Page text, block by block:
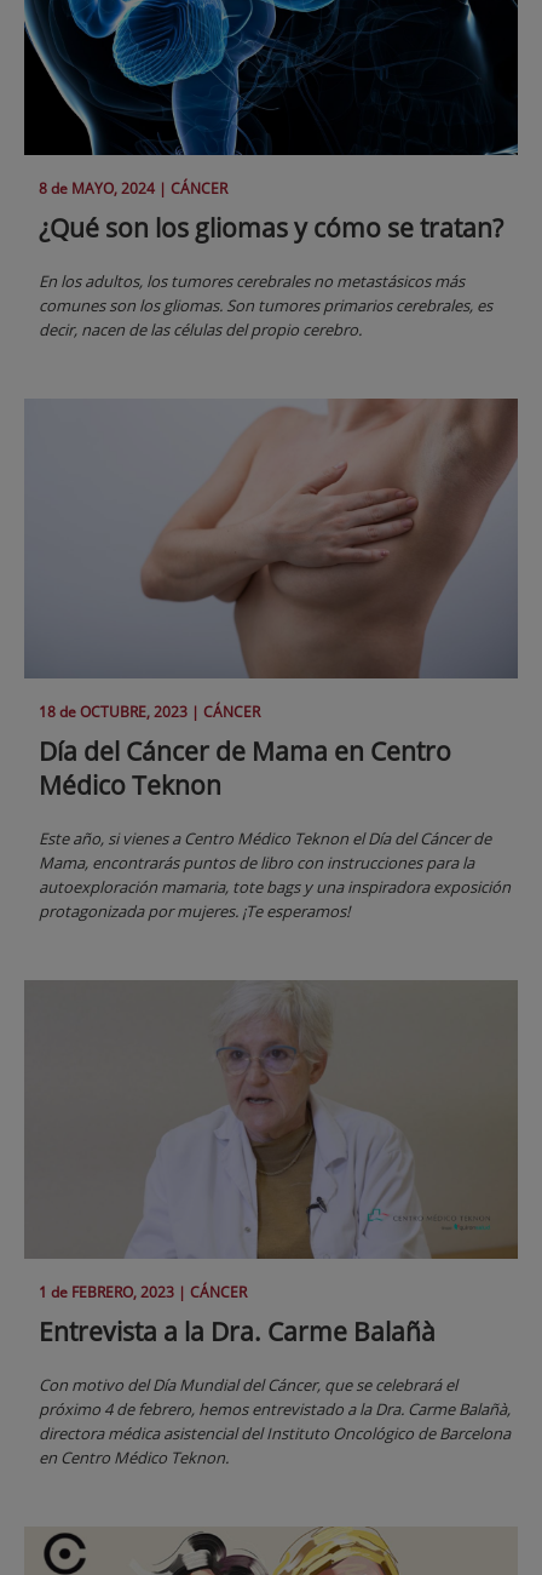
8 de MAYO, 2024 | CÁNCER
¿Qué son los gliomas y cómo se tratan?
En los adultos, los tumores cerebrales no metastásicos más
comunes son los gliomas. Son tumores primarios cerebrales, es
decir, nacen de las células del propio cerebro.
18 deOCTUBRE, 2023 | CÁNCER
Día del Cáncer de Mama en Centro
Médico Teknon
Este año, si vienes a Centro Médico Teknon el Día del Cáncer de
Mama, encontrarás puntos de libro con instrucciones para la
autoexploración mamaria, tote bags y una inspiradora exposición
protagonizada por mujeres. ¡Te esperamos!
1 de FEBRERO, 2023 | CÁNCER
Entrevista a la Dra. Carme Balañà
Con motivo del Día Mundial del Cáncer, que se celebrará el
próximo 4 de febrero, hemos entrevistado a la Dra. Carme Balañà,
directora médica asistencial del Instituto Oncológico de Barcelona
en Centro Médico Teknon.